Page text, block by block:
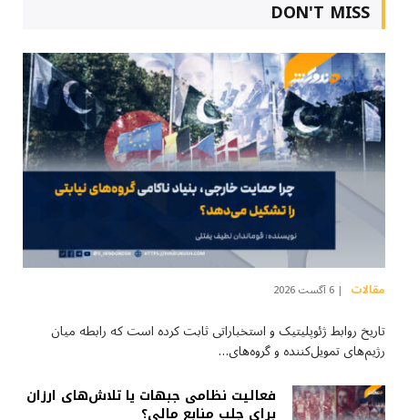
DON'T MISS
مقالات 6 آگست 2026
تاریخ روابط ژئوپلیتیک و استخباراتی ثابت کرده است که رابطه میان
رژیم‌های تمویل‌کننده و گروه‌های…
فعالیت نظامی جبهات یا تلاش‌های ارزان
برای جلب منابع مالی؟